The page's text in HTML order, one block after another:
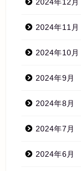
2024年12月
2024年11月
2024年10月
2024年9月
2024年8月
2024年7月
2024年6月